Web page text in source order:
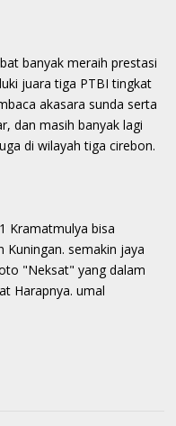
banyak meraih prestasi
juara tiga PTBI tingkat
akasara sunda serta
dan masih banyak lagi
di wilayah tiga cirebon.
Kramatmulya bisa
semakin jaya
"Neksat" yang dalam
Harapnya. umal